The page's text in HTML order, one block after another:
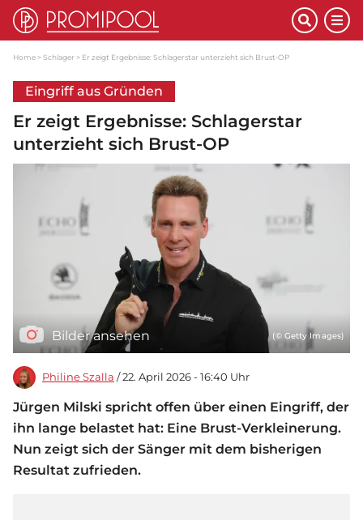
Home Schlager Er zeigt Ergebnisse: Schlagerstar unterzieht sich Brust-OP
Eingriff aus Gründen
Er zeigt Ergebnisse: Schlagerstar
unterzieht sich Brust-OP
Bilder ansehen (© Getty Images)
Philine Szalla / 22. April 2026 - 16:40 Uhr
Jürgen Milski spricht offen über einen Eingriff, der
ihn lange belastet hat: Eine Brust-Verkleinerung.
Nun zeigt sich der Sänger mit dem bisherigen
Resultat zufrieden.